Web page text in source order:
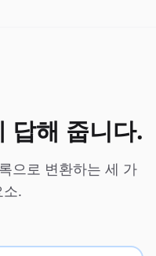
답해 줍니다.
으로 변환하는 세 가
소.